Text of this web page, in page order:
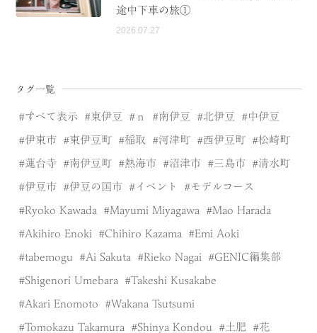
途中下車の旅①
2026.07.27
タグ一覧
すべて表示 東伊豆 ｎ 南伊豆 北伊豆 中伊豆
伊東市 東伊豆町 稲取 河津町 西伊豆町 松崎町
蓮台寺 南伊豆町 熱海市 沼津市 三島市 清水町
伊豆市 伊豆の国市 イベント モデルコース
Ryoko Kawada Mayumi Miyagawa Mao Harada
Akihiro Enoki Chihiro Kazama Emi Aoki
tabemogu Ai Sakuta Rieko Nagai GENIC編集部
Shigenori Umebara Takeshi Kusakabe
Akari Enomoto Wakana Tsutsumi
Tomokazu Takamura Shinya Kondou 土肥 花